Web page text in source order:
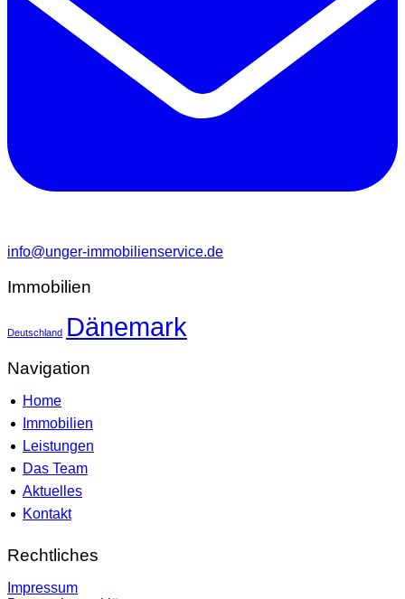
info@unger-immobilienservice.de
Immobilien
Deutschland Dänemark
Navigation
Home
Immobilien
Leistungen
Das Team
Aktuelles
Kontakt
Rechtliches
Impressum